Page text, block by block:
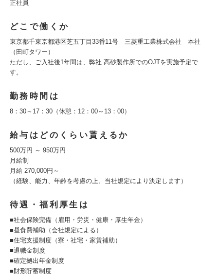
正社員
どこで働くか
東京都千東京都港区芝五丁目33番11号 三菱重工業株式会社 本社
（田町タワー）
ただし、ご入社後1年間は、弊社 高砂製作所でのOJTを実施予定で
す。
勤務時間は
8：30～17：30（休憩：12：00～13：00）
給与はどのくらい貰えるか
500万円 ～ 950万円
月給制
月給 270,000円～
（経験、能力、年齢を考慮の上、当社規定により決定します）
待遇・福利厚生は
■社会保険完備（雇用・労災・健康・厚生年金）
■昼食費補助（会社規定による）
■住宅支援制度（寮・社宅・家賃補助）
■退職金制度
■確定拠出年金制度
■財形貯蓄制度